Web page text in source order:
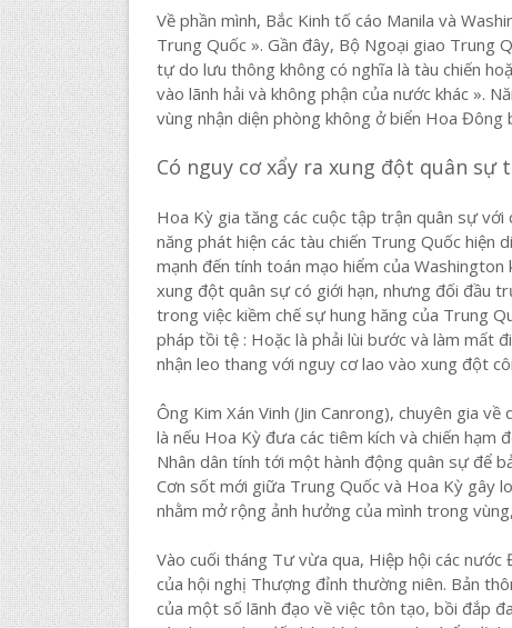
Về phần mình, Bắc Kinh tố cáo Manila và
Trung Quốc ». Gần đây, Bộ Ngoại giao Trung
tự do lưu thông không có nghĩa là tàu chiến
vào lãnh hải và không phận của nước khác ».
vùng nhận diện phòng không ở biển Hoa
Có nguy cơ xẩy ra xung đột quân sự
Hoa Kỳ gia tăng các cuộc tập trận quân sự
năng phát hiện các tàu chiến Trung Quốc hiện
mạnh đến tính toán mạo hiểm của
xung đột quân sự có giới hạn, nhưng đối đầu
trong việc kiềm chế sự hung hăng của Trung
pháp tồi tệ : Hoặc là phải lùi bước và làm mất
nhận leo thang với nguy cơ lao vào xung đột
Ông Kim Xán Vinh (Jin Canrong), chuyên gia
là nếu Hoa Kỳ đưa các tiêm kích và chiến hạm
Nhân dân tính tới một hành động quân sự để
Cơn sốt mới giữa Trung Quốc và Hoa Kỳ gây
nhằm mở rộng ảnh hưởng của mình trong
Vào cuối tháng Tư vừa qua, Hiệp hội các
của hội nghị Thượng đỉnh thường niên. Bản
của một số lãnh đạo về việc tôn tạo, bồi đắp